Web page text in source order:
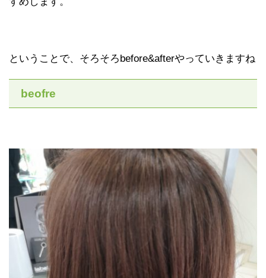
ということで、そろそろbefore&afterやっていきますね
beofre